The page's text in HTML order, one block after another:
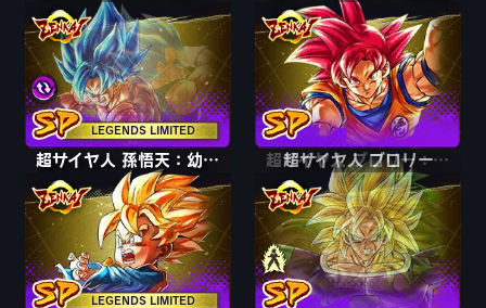
LEGENDS LIMITED
LEGENDS LIMITED
超サイヤ人 孫悟天：幼年期 超サイヤ人 ブロリー超サイヤ人 ブロリー：フルパワー